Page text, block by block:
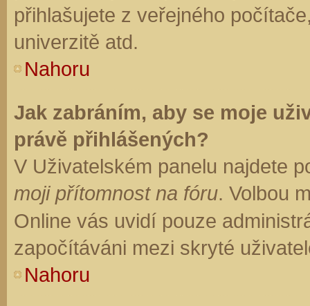
přihlašujete z veřejného
univerzitě atd.
Nahoru
Jak zabráním, aby se moje
právě přihlášených?
V Uživatelském panelu najdete
moji přítomnost na fóru. Volbou
Online vás uvidí pouze
započítáváni mezi skryté
Nahoru